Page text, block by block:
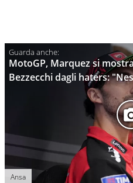
MotoGP, Marquez si
Bezzecchi dagli haters:
Ansa